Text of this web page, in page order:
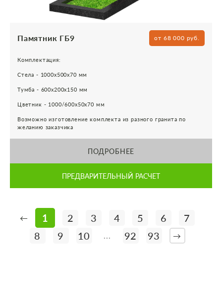
Памятник ГБ9 от 68 000 руб.
Комплектация:
Стела - 1000х500х70 мм
Тумба - 600х200х150 мм
Цветник - 1000/600х50х70 мм
Возможно изготовление комплекта из разного гранита по
желанию заказчика
ПОДРОБНЕЕ
ПРЕДВАРИТЕЛЬНЫЙ РАСЧЕТ
← 1 2 3 4 5 6
7
8
9 10 ... 92 93 →